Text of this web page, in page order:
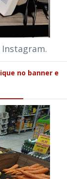
Instagram.
no banner e